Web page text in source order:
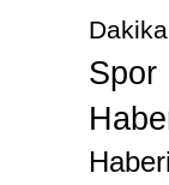
Dakika
Spor
Haberi